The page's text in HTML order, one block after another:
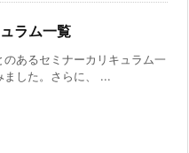
ラム一覧
あるセミナーカリキュラム一
ました。さらに、 ...